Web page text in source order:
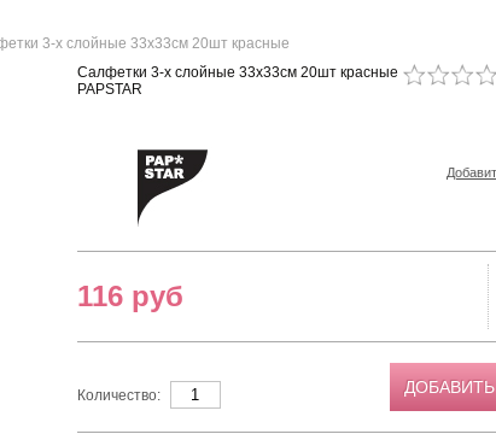
3-х слойные 33х33см 20шт красные
Салфетки 3-х слойные 33х33см 20шт красные
PAPSTAR
116 руб
Количество: